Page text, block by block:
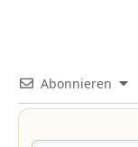
Abonnieren